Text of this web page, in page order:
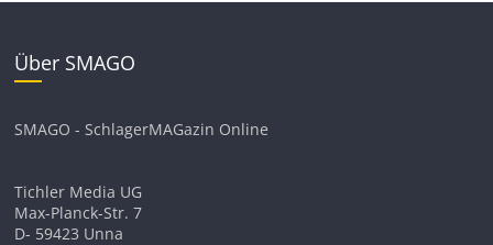
Über SMAGO
SMAGO - SchlagerMAGazin Online
Tichler Media UG
Max-Planck-Str. 7
D- 59423 Unna